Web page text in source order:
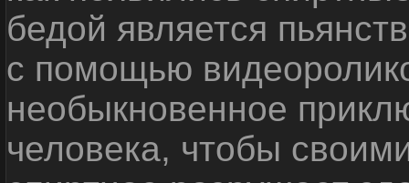
бедой является
с помощью
необыкновенное
человека, чтобы